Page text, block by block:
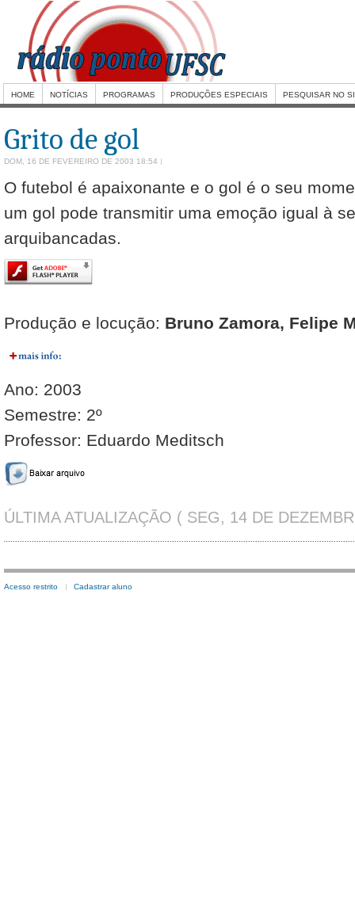
HOME NOTÍCIAS PROGRAMAS PRODUÇÕES ESPECIAIS PESQUISAR NO
Grito de gol
DOM, 16 DE FEVEREIRO DE 2003 18:54
O futebol é apaixonante e o gol é o seu
um gol pode transmitir uma emoção igual à
arquibancadas.
Produção e locução: Bruno Zamora, Felipe
Ano: 2003
Semestre: 2º
Professor: Eduardo Meditsch
ÚLTIMA ATUALIZAÇÃO ( SEG, 14 DE
Acesso restrito Cadastrar aluno